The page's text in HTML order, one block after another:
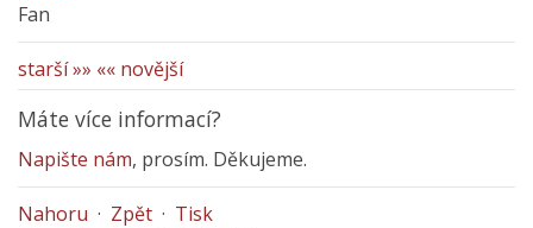
Fan
starší »» «« novější
Máte více informací?
Napište nám, prosím. Děkujeme.
Nahoru · Zpět · Tisk